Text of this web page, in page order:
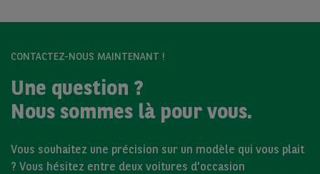
CONTACTEZ-NOUS MAINTENANT !
Une question ?
Nous sommes là pour vous.
Vous souhaitez une précision sur un modèle qui vous plait
? Vous hésitez entre deux voitures d'occasion